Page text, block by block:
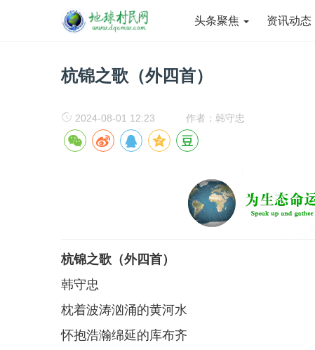
头条聚焦 资讯动态
杭锦之歌（外四首）
2024-08-01 12:23 作者：韩守忠
杭锦之歌（外四首）
韩守忠
枕着波涛汹涌的黄河水
怀抱浩瀚绵延的库布齐